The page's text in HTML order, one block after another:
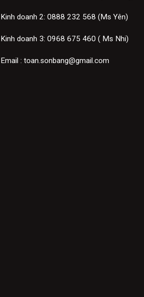
Kinh doanh 2: 0888 232 568 (Ms Yên)
Kinh doanh 3: 0968 675 460 ( Ms
Email : toan.sonbang@gmail.com